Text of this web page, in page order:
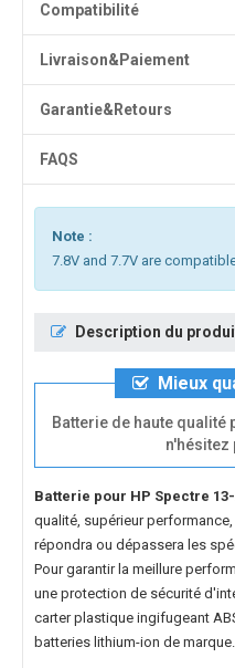
Compatibilité
Livraison&Paiement
Garantie&Retours
FAQS
Note :
7.8V and 7.7V are
Description du
Mieux
Batterie de haute qualité
n'hésitez
Batterie pour HP Spectre 13-
qualité, supérieur
répondra ou dépassera les
Pour garantir la meillure
une protection de sécurité
carter plastique ingifugeant
batteries lithium-ion de marque.